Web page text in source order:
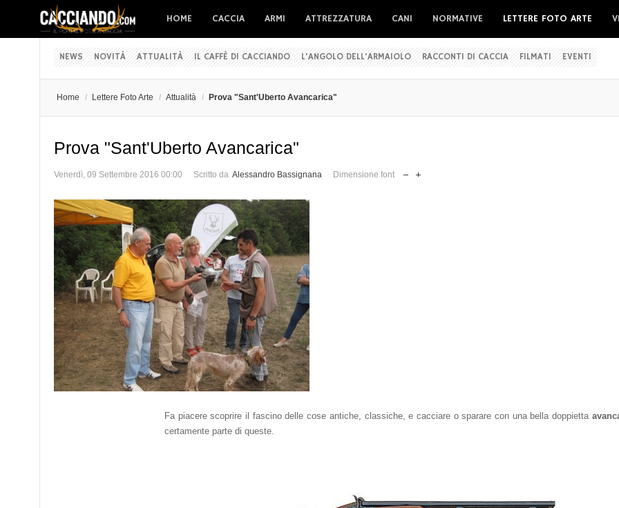
HOME CACCIA ARMI ATTREZZATURA CANI NORMATIVE LETTERE FOTO ARTE
NEWS NOVITÀ ATTUALITÀ IL CAFFÈ DI CACCIANDO L'ANGOLO DELL'ARMAIOLO RACCONTI DI CACCIA FILMATI EVENTI
Home / Lettere Foto Arte / Attualità / Prova "Sant'Uberto Avancarica"
Prova "Sant'Uberto Avancarica"
Venerdì, 09 Settembre 2016 00:00 Scritto da Alessandro Bassignana Dimensione font
Fa piacere scoprire il fascino delle cose antiche, classiche, e cacciare o sparare con una bella doppietta
certamente parte di queste.